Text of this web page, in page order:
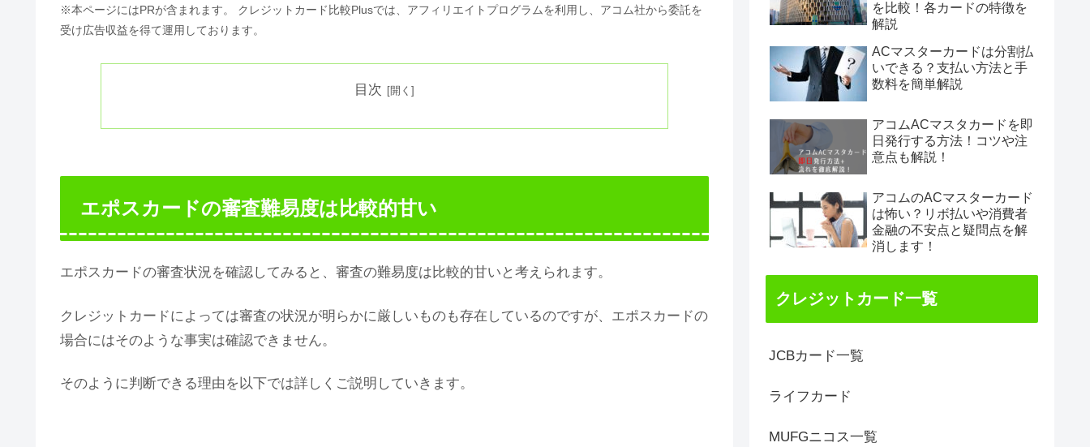
※本ページにはPRが含まれます。 クレジットカード比較Plusでは、アフィリエイトプログラムを利用し、アコム社から委託を
受け広告収益を得て運用しております。
目次
エポスカードの審査難易度は比較的甘い
エポスカードの審査状況を確認してみると、審査の難易度は比較的甘いと考えられます。
クレジットカードによっては審査の状況が明らかに厳しいものも存在しているのですが、エポスカードの
場合にはそのような事実は確認できません。
そのように判断できる理由を以下では詳しくご説明していきます。
を比較！各カードの特徴を
解説
ACマスターカードは分割払
いできる？支払い方法と手
数料を簡単解説
アコムACマスタカードを即
日発行する方法！コツや注
意点も解説！
アコムのACマスターカード
は怖い？リボ払いや消費者
金融の不安点と疑問点を解
消します！
クレジットカード一覧
JCBカード一覧
ライフカード
MUFGニコス一覧